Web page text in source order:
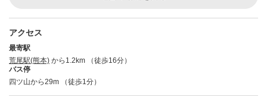
アクセス
最寄駅
荒尾駅(熊本) から1.2km （徒歩16分）
バス停
四ツ山から29m （徒歩1分）